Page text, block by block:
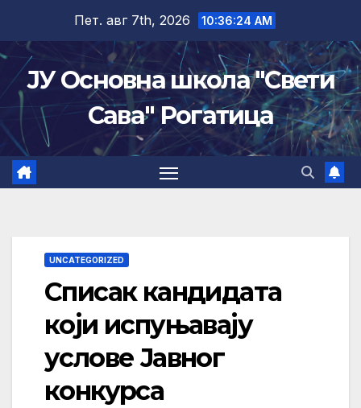
content
Пет. авг 7th, 2026 10:36:24 AM
ЈУ Основна школа "Свети
Сава" Рогатица
UNCATEGORIZED
Списак кандидата
који испуњавају
услове Јавног
конкурса